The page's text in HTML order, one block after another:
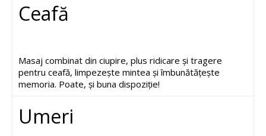
Ceafă
Masaj combinat din ciupire, plus ridicare și tragere
pentru ceafă, limpezește mintea și îmbunătățește
memoria. Poate, și buna dispoziție!
Umeri